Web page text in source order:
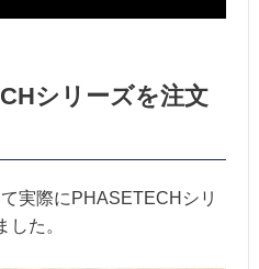
シリーズを注文
実際にPHASETECHシリ
た。